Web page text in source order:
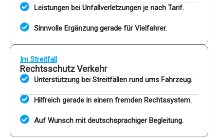
Leistungen bei Unfallverletzungen je nach Tarif.
Sinnvolle Ergänzung gerade für Vielfahrer.
Im Streitfall
Rechtsschutz Verkehr
Unterstützung bei Streitfällen rund ums Fahrzeug.
Hilfreich gerade in einem fremden Rechtssystem.
Auf Wunsch mit deutschsprachiger Begleitung.